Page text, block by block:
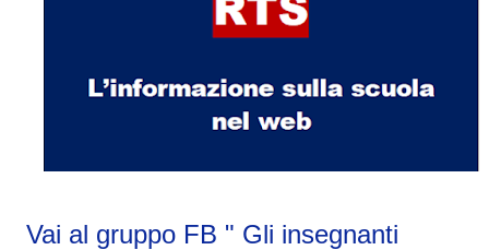
Vai al gruppo FB " Gli insegnanti